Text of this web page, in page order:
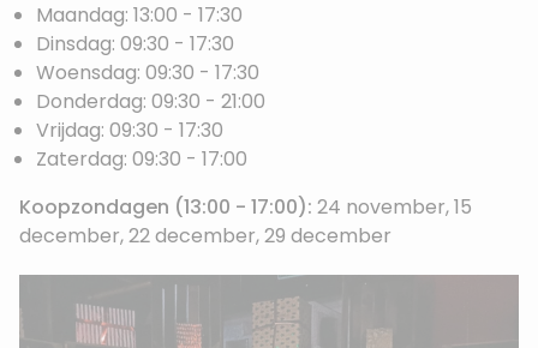
Maandag: 13:00 - 17:30
Dinsdag: 09:30 - 17:30
Woensdag: 09:30 - 17:30
Donderdag: 09:30 - 21:00
Vrijdag: 09:30 - 17:30
Zaterdag: 09:30 - 17:00
Koopzondagen (13:00 - 17:00): 24 november, 15
december, 22 december, 29 december